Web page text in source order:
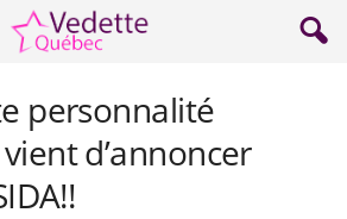
personnalité
d’annoncer